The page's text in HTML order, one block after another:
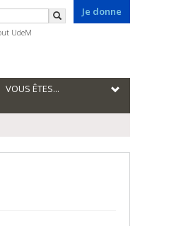
Je donne
Rechercher
UdeM
VOUS ÊTES...